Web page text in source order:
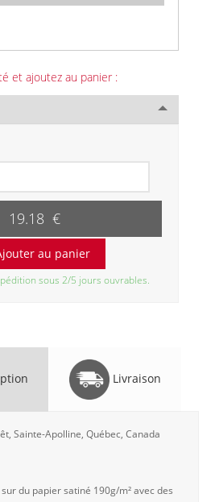
et ajoutez au panier :
19.18 €
sous 2/5 jours ouvrables.
Livraison
Sainte-Apolline, Québec, Canada
du papier satiné 190g/m² avec des